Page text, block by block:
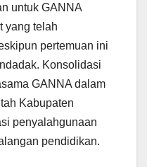
untuk GANNA
yang telah
pertemuan ini
Konsolidasi
GANNA dalam
Kabupaten
penyalahgunaan
pendidikan.